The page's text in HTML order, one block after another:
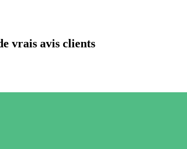
vrais avis clients